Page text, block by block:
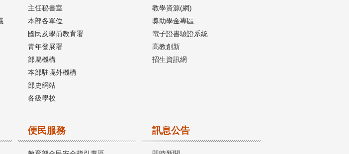
主任秘書室
本部各單位
國民及學前教育署
青年發展署
部屬機構
本部駐境外機構
部史網站
各級學校
教學資源(網)
獎助學金專區
電子證書驗證系統
高教創新
招生資訊網
便民服務 訊息公告